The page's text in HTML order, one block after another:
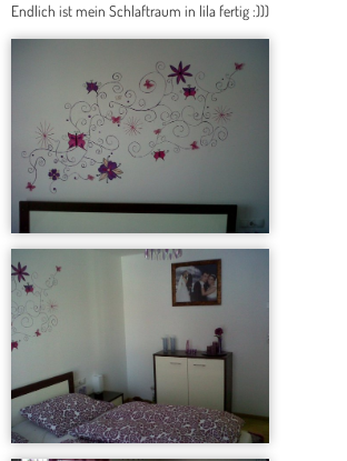
Endlich ist mein Schlaftraum in lila fertig :)))